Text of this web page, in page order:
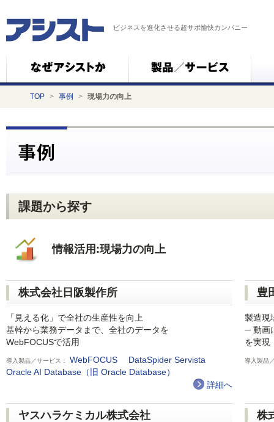
ビジネスを進化させる超サポ愉快カンパニー
TOP > 事例 > 現場力の向上
課題から探す
情報活用:現場力の向上
株式会社日阪製作所
「見える化」で全社の生産性を向上
基幹から業務データまで、全社のデータを
WebFOCUSで活用
導入製品／サービス： WebFOCUS
DataSpider Servista
Oracle AI Database（旧 Oracle Database）
詳細へ
豊
製造現
─ 動画
を実現
導入製品
ヤスハラケミカル株式会社 株